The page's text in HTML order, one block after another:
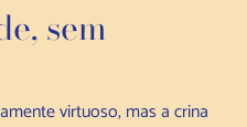
sem
virtuoso, mas a crina